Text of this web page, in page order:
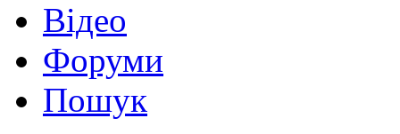
Відео
Форуми
Пошук